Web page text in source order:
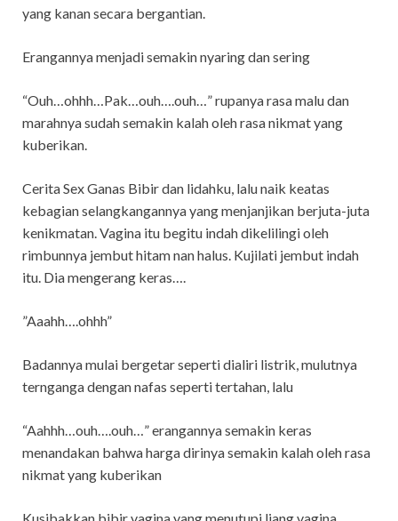
yang kanan secara bergantian.
Erangannya menjadi semakin nyaring dan sering
“Ouh…ohhh…Pak…ouh….ouh…” rupanya rasa malu dan
marahnya sudah semakin kalah oleh rasa nikmat yang
kuberikan.
Cerita Sex Ganas Bibir dan lidahku, lalu naik keatas
kebagian selangkangannya yang menjanjikan berjuta-juta
kenikmatan. Vagina itu begitu indah dikelilingi oleh
rimbunnya jembut hitam nan halus. Kujilati jembut indah
itu. Dia mengerang keras….
”Aaahh….ohhh”
Badannya mulai bergetar seperti dialiri listrik, mulutnya
ternganga dengan nafas seperti tertahan, lalu
“Aahhh…ouh….ouh…” erangannya semakin keras
menandakan bahwa harga dirinya semakin kalah oleh rasa
nikmat yang kuberikan